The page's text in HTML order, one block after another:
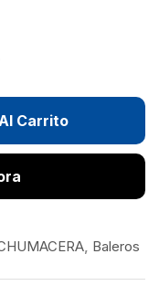
Carrito
, Baleros